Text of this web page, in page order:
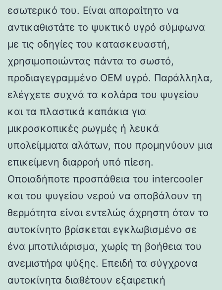
εσωτερικό του. Είναι απαραίτητο να
αντικαθιστάτε το ψυκτικό υγρό σύμφωνα
με τις οδηγίες του κατασκευαστή,
χρησιμοποιώντας πάντα το σωστό,
προδιαγεγραμμένο OEM υγρό. Παράλληλα,
ελέγχετε συχνά τα κολάρα του ψυγείου
και τα πλαστικά καπάκια για
μικροσκοπικές ρωγμές ή λευκά
υπολείμματα αλάτων, που προμηνύουν μια
επικείμενη διαρροή υπό πίεση.
Οποιαδήποτε προσπάθεια του intercooler
και του ψυγείου νερού να αποβάλουν τη
θερμότητα είναι εντελώς άχρηστη όταν το
αυτοκίνητο βρίσκεται εγκλωβισμένο σε
ένα μποτιλιάρισμα, χωρίς τη βοήθεια του
ανεμιστήρα ψύξης. Επειδή τα σύγχρονα
αυτοκίνητα διαθέτουν εξαιρετική